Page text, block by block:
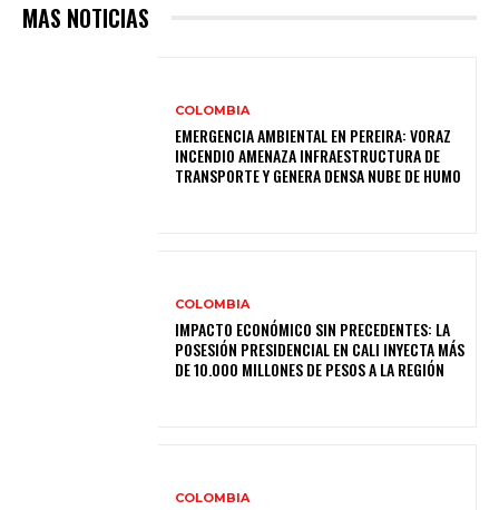
MAS NOTICIAS
COLOMBIA
EMERGENCIA AMBIENTAL EN PEREIRA: VORAZ
INCENDIO AMENAZA INFRAESTRUCTURA DE
TRANSPORTE Y GENERA DENSA NUBE DE HUMO
COLOMBIA
IMPACTO ECONÓMICO SIN PRECEDENTES: LA
POSESIÓN PRESIDENCIAL EN CALI INYECTA MÁS
DE 10.000 MILLONES DE PESOS A LA REGIÓN
COLOMBIA